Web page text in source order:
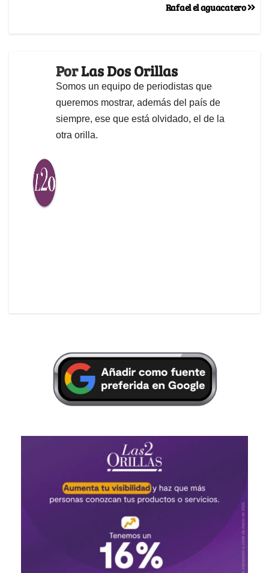
Rafael el aguacatero
PorLas Dos Orillas
Somos un equipo de periodistas que
queremos mostrar, además del país de
siempre, ese que está olvidado, el de la
otra orilla.